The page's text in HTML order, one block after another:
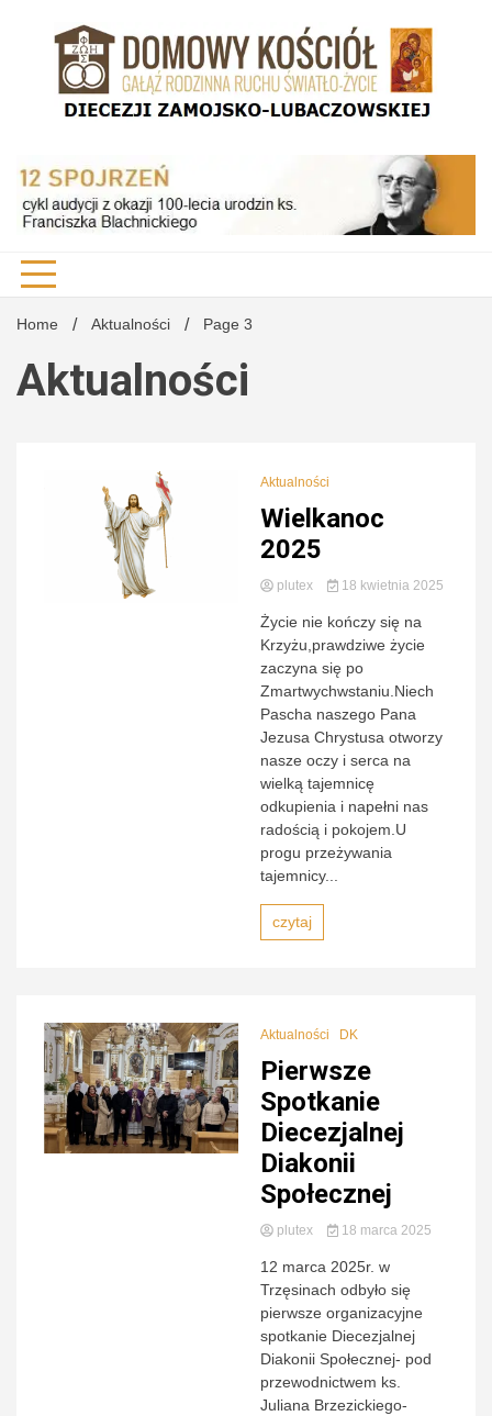
Home Aktualności Page 3
Aktualności
Aktualności
Wielkanoc
2025
plutex 18 kwietnia 2025
Życie nie kończy się na
Krzyżu,prawdziwe życie
zaczyna się po
Zmartwychwstaniu.Niech
Pascha naszego Pana
Jezusa Chrystusa otworzy
nasze oczy i serca na
wielką tajemnicę
odkupienia i napełni nas
radością i pokojem.U
progu przeżywania
tajemnicy...
czytaj
Aktualności DK
Pierwsze
Spotkanie
Diecezjalnej
Diakonii
Społecznej
plutex 18 marca 2025
12 marca 2025r. w
Trzęsinach odbyło się
pierwsze organizacyjne
spotkanie Diecezjalnej
Diakonii Społecznej- pod
przewodnictwem ks.
Juliana Brzezickiego-